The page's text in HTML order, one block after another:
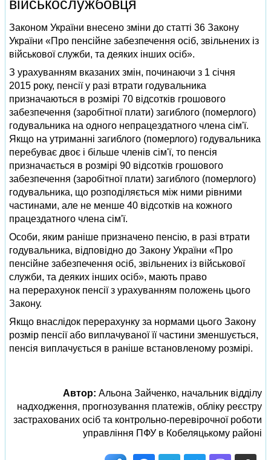
військослужбовця
Законом України внесено зміни до статті 36 Закону
України «Про пенсійне забезпечення осіб, звільнених із
військової служби, та деяких інших осіб».
З урахуванням вказаних змін, починаючи з 1 січня
2015 року, пенсії у разі втрати годувальника
призначаються в розмірі 70 відсотків грошового
забезпечення (заробітної плати) загиблого (померлого)
годувальника на одного непрацездатного члена сім'ї.
Якщо на утриманні загиблого (померлого) годувальника
перебуває двоє і більше членів сім'ї, то пенсія
призначається в розмірі 90 відсотків грошового
забезпечення (заробітної плати) загиблого (померлого)
годувальника, що розподіляється між ними рівними
частинами, але не менше 40 відсотків на кожного
працездатного члена сім'ї.
Особи, яким раніше призначено пенсію, в разі втрати
годувальника, відповідно до Закону України «Про
пенсійне забезпечення осіб, звільнених із військової
служби, та деяких інших осіб», мають право
на перерахунок пенсії з урахуванням положень цього
Закону.
Якщо внаслідок перерахунку за нормами цього Закону
розмір пенсії або виплачуваної її частини зменшується,
пенсія виплачується в раніше встановленому розмірі.
Автор: Альона Зайченко, начальник відділу
надходження, прогнозування платежів, обліку реєстру
застрахованих осіб та контрольно-перевірочної роботи
управління ПФУ в Кобеляцькому районі